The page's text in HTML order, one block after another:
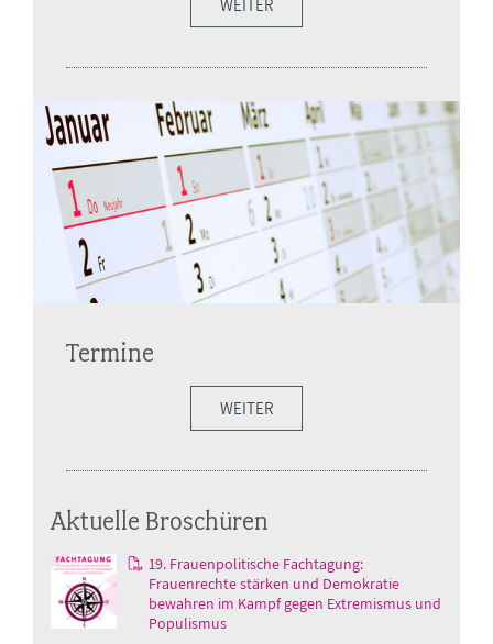
WEITER
Termine
WEITER
Aktuelle Broschüren
19. Frauenpolitische Fachtagung:
Frauenrechte stärken und Demokratie
bewahren im Kampf gegen Extremismus und
Populismus